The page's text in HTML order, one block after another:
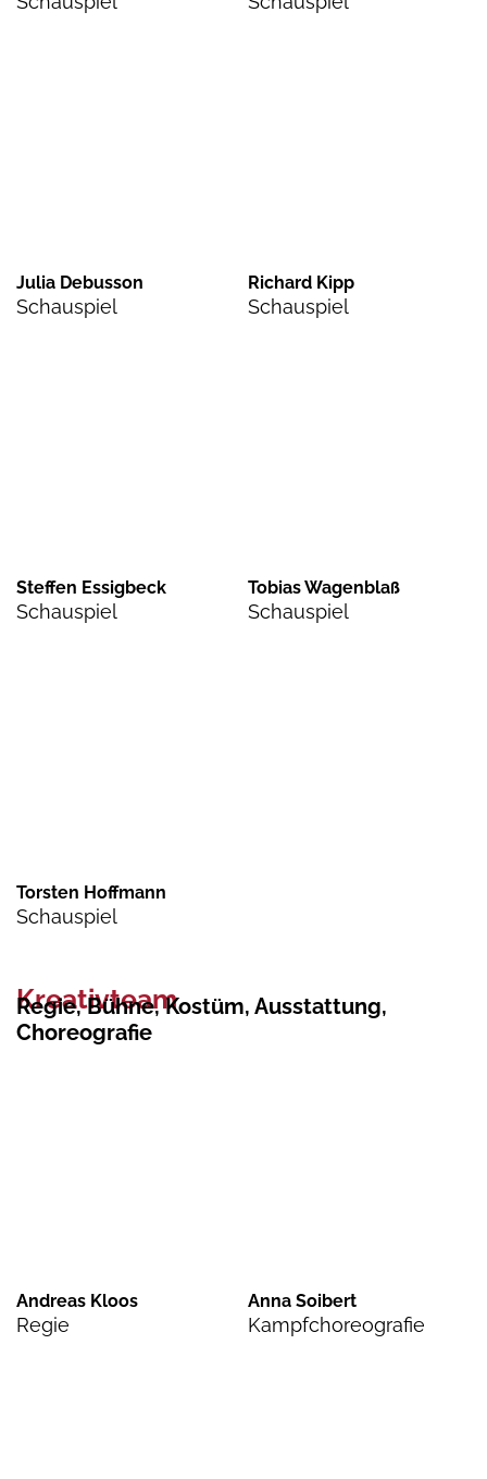
Schauspiel
Julia Debusson
Schauspiel
Richard Kipp
Schauspiel
Steffen Essigbeck
Schauspiel
Tobias Wagenblaß
Schauspiel
Torsten Hoffmann
Kreativteam
Regie, Bühne, Kostüm, Ausstattung,
Choreografie
Regie
Andreas Kloos
Kampfchoreografie
Anna Soibert